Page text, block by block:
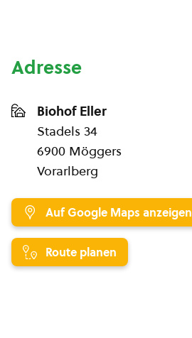
Adresse
Biohof Eller
Stadels 34
6900 Möggers
Vorarlberg
Auf Google Maps anzeigen
Route planen